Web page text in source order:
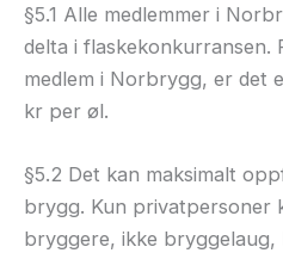
§5.1 Alle medlemmer i
delta i flaskekonkurransen.
medlem i Norbrygg, er det
kr per øl.
§5.2 Det kan maksimalt
brygg. Kun privatpersoner
bryggere, ikke